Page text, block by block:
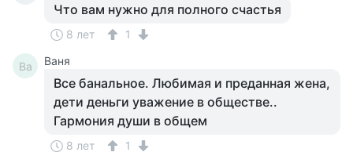
Что вам нужно для полного счастья
8 лет 1
Ва Ваня
Все банальное. Любимая и преданная жена,
дети деньги уважение в обществе..
Гармония души в общем
8 лет 1